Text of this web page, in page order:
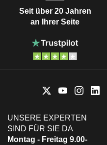
Seit über 20 Jahren
an Ihrer Seite
UNSERE EXPERTEN
SIND FÜR SIE DA
Montag - Freitag 9.00-